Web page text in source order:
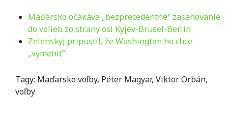
Maďarsko očakáva „bezprecedentné“ zasahovanie
do volieb zo strany osi Kyjev-Brusel-Berlín
Zelenskyj pripustil, že Washington ho chce
„vymeniť“
Tagy: Maďarsko voľby, Péter Magyar, Viktor Orbán,
voľby